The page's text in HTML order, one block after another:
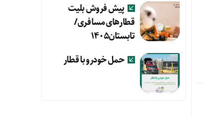
پیش فروش بلیت
قطارهای مسافری/
تابستان۱۴۰۵
حمل خودرو با قطار